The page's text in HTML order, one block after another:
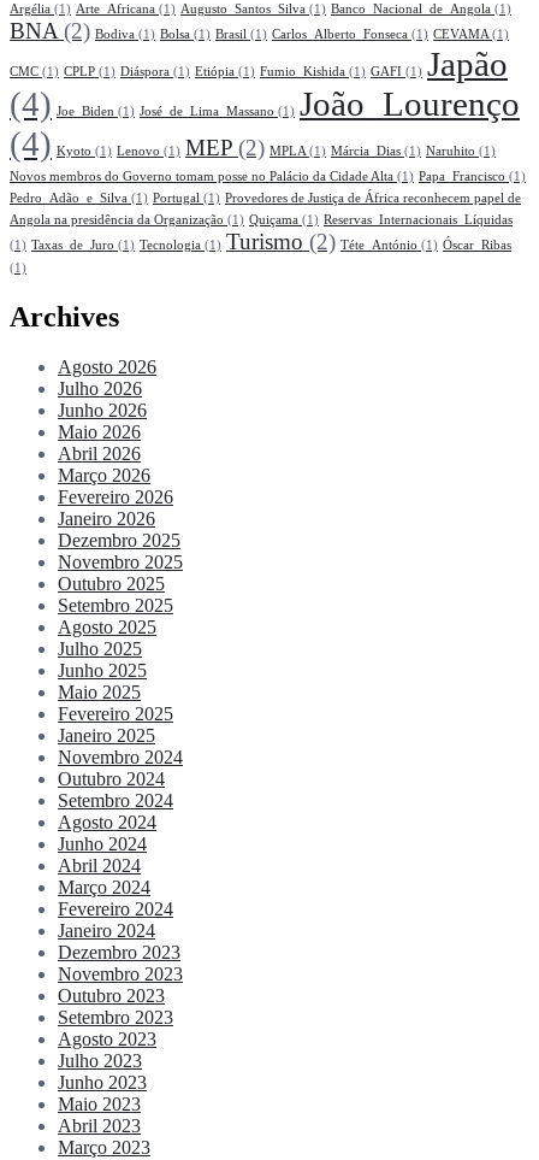
Argélia (1) Arte_Africana (1) Augusto_Santos_Silva (1) Banco_Nacional_de_Angola (1)
BNA (2) Bodiva (1) Bolsa (1) Brasil (1) Carlos_Alberto_Fonseca (1) CEVAMA (1)
CMC (1) CPLP (1) Diáspora (1) Etiópia (1) Fumio_Kishida (1) GAFI (1) Japão
(4) Joe_Biden (1) José_de_Lima_Massano (1) João_Lourenço
(4) Kyoto (1) Lenovo (1) MEP (2) MPLA (1) Márcia_Dias (1) Naruhito (1)
Novos membros do Governo tomam posse no Palácio da Cidade Alta (1) Papa_Francisco (1)
Pedro_Adão_e_Silva (1) Portugal (1) Provedores de Justiça de África reconhecem papel de
Angola na presidência da Organização (1) Quiçama (1) Reservas_Internacionais_Líquidas
(1) Taxas_de_Juro (1) Tecnologia (1) Turismo (2) Téte_António (1) Óscar_Ribas
(1)
Archives
Agosto 2026
Julho 2026
Junho 2026
Maio 2026
Abril 2026
Março 2026
Fevereiro 2026
Janeiro 2026
Dezembro 2025
Novembro 2025
Outubro 2025
Setembro 2025
Agosto 2025
Julho 2025
Junho 2025
Maio 2025
Fevereiro 2025
Janeiro 2025
Novembro 2024
Outubro 2024
Setembro 2024
Agosto 2024
Junho 2024
Abril 2024
Março 2024
Fevereiro 2024
Janeiro 2024
Dezembro 2023
Novembro 2023
Outubro 2023
Setembro 2023
Agosto 2023
Julho 2023
Junho 2023
Maio 2023
Abril 2023
Março 2023